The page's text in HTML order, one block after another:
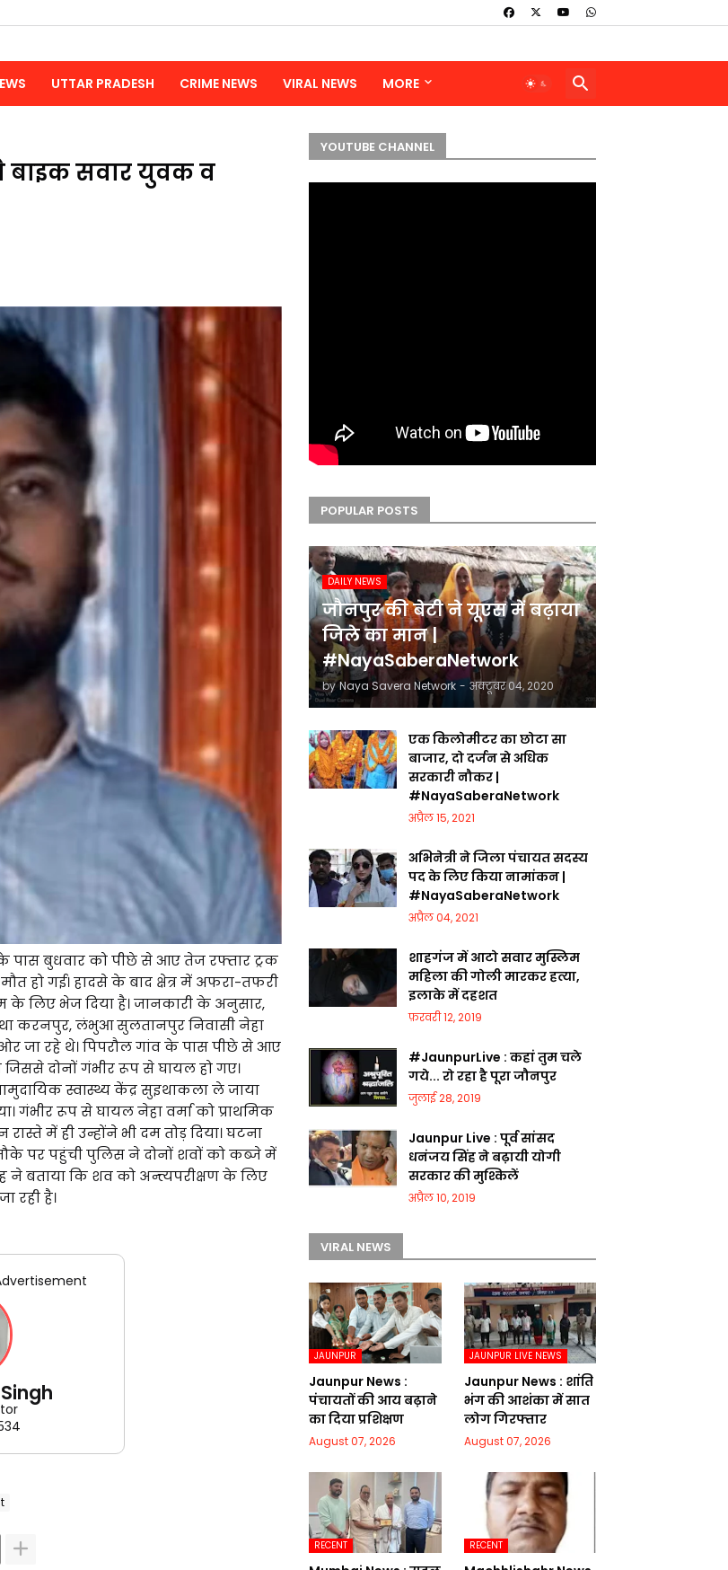
UTTAR PRADESH CRIME NEWS VIRAL NEWS MORE
बाइक सवार युवक व
के पास बुधवार को पीछे से आए तेज रफ्तार ट्रक
हो गई। हादसे के बाद क्षेत्र में अफरा-तफरी
के लिए भेज दिया है। जानकारी के अनुसार,
तथा करनपुर, लंभुआ सुलतानपुर निवासी नेहा
जा रहे थे। पिपरौल गांव के पास पीछे से आए
दोनों गंभीर रूप से घायल हो गए।
स्वास्थ्य केंद्र सुइथाकला ले जाया
गंभीर रूप से घायल नेहा वर्मा को प्राथमिक
में ही उन्होंने भी दम तोड़ दिया। घटना
पर पहुंची पुलिस ने दोनों शवों को कब्जे में
ने बताया कि शव को अन्त्त्यपरीक्षण के लिए
रही है।
YOUTUBE CHANNEL
POPULAR POSTS
DAILY NEWS
जौनपुर की बेटी ने यूएस में बढ़ाया
जिले का मान |
#NayaSaberaNetwork
by Naya Savera Network - अक्टूबर 04, 2020
एक किलोमीटर का छोटा सा
बाजार, दो दर्जन से अधिक
सरकारी नौकर |
#NayaSaberaNetwork
अप्रैल 15, 2021
अभिनेत्री ने जिला पंचायत सदस्य
पद के लिए किया नामांकन |
#NayaSaberaNetwork
अप्रैल 04, 2021
शाहगंज में आटो सवार मुस्लिम
महिला की गोली मारकर हत्या,
इलाके में दहशत
फ़रवरी 12, 2019
#JaunpurLive : कहां तुम चले
गये... रो रहा है पूरा जौनपुर
जुलाई 28, 2019
Jaunpur Live : पूर्व सांसद
धनंजय सिंह ने बढ़ायी योगी
सरकार की मुश्किलें
अप्रैल 10, 2019
VIRAL NEWS
JAUNPUR
Jaunpur News :
पंचायतों की आय बढ़ाने
का दिया प्रशिक्षण
August 07, 2026
JAUNPUR LIVE NEWS
Jaunpur News : शांति
भंग की आशंका में सात
लोग गिरफ्तार
August 07, 2026
RECENT RECENT